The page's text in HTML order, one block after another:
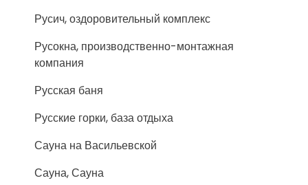
Русич, оздоровительный комплекс
Русокна, производственно-монтажная
компания
Русская баня
Русские горки, база отдыха
Сауна на Васильевской
Сауна, Сауна